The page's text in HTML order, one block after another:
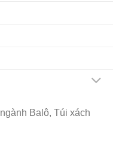
Balô, Túi xách